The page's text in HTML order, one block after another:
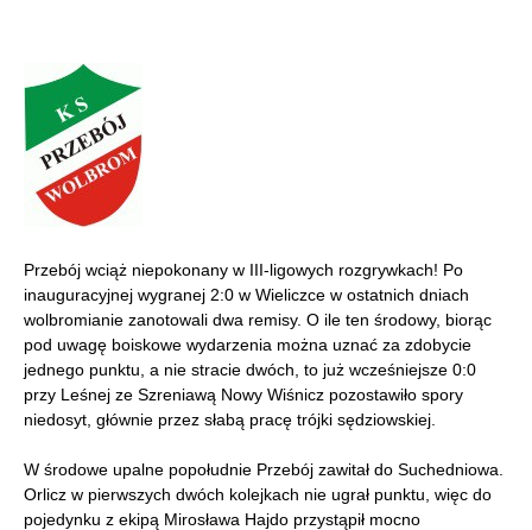
Przebój wciąż niepokonany w III-ligowych rozgrywkach! Po
inauguracyjnej wygranej 2:0 w Wieliczce w ostatnich dniach
wolbromianie zanotowali dwa remisy. O ile ten środowy, biorąc
pod uwagę boiskowe wydarzenia można uznać za zdobycie
jednego punktu, a nie stracie dwóch, to już wcześniejsze 0:0
przy Leśnej ze Szreniawą Nowy Wiśnicz pozostawiło spory
niedosyt, głównie przez słabą pracę trójki sędziowskiej.
W środowe upalne popołudnie Przebój zawitał do Suchedniowa.
Orlicz w pierwszych dwóch kolejkach nie ugrał punktu, więc do
pojedynku z ekipą Mirosława Hajdo przystąpił mocno